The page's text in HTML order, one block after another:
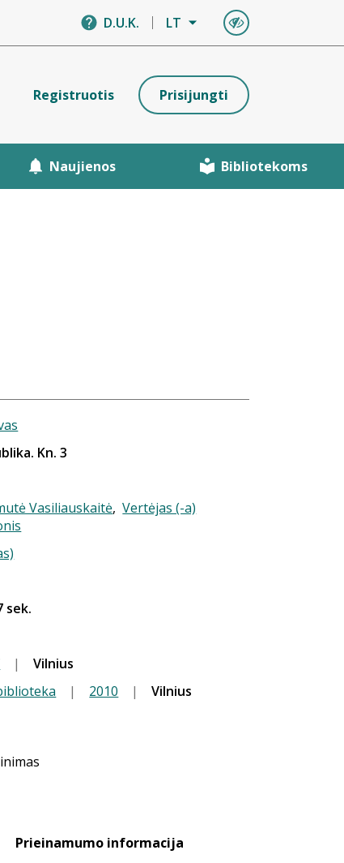
D.U.K. LT
Registruotis Prisijungti
Naujienos Bibliotekoms
Kn. 3
Vasiliauskaitė,Vertėjas (-a)
sek.
|
Vilnius
| 2010 | Vilnius
Prieinamumo informacija